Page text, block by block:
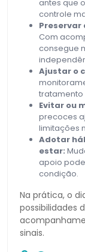
antes que
controle
Com
consegue
Ajustar o
Evitar ou
precoces
limitações
Adotar
estar:
apoio
condição.
Na prática, o
possibilidades
sinais.